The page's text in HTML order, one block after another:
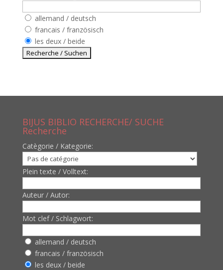
allemand / deutsch
francais / französisch
les deux / beide
BIJUS BIBLIO RECHERCHE/ SUCHE
Recherche
Catègorie / Kategorie:
Plein texte / Volltext:
Auteur / Autor:
Mot clef / Schlagwort:
allemand / deutsch
francais / französisch
les deux / beide